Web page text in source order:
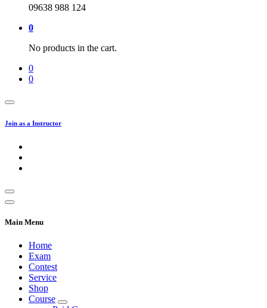
09638 988 124
0
No products in the cart.
0
0
Join as a Instructor
Main Menu
Home
Exam
Contest
Service
Shop
Course